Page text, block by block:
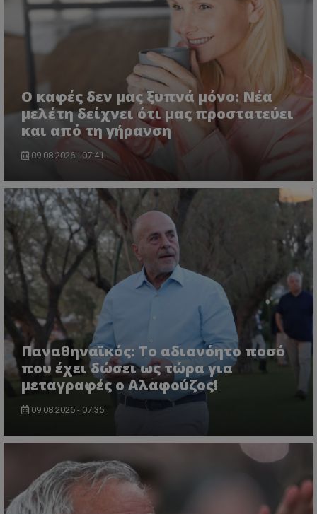
Ο καφές δεν μας ξυπνά μόνο: Νέα
μελέτη δείχνει ότι μας προστατεύει
και από τη γήρανση
09.08.2026 - 07:41
Παναθηναϊκός: Το αδιανόητο ποσό
που έχει δώσει ως τώρα για
μεταγραφές ο Αλαφούζος!
09.08.2026 - 07:35